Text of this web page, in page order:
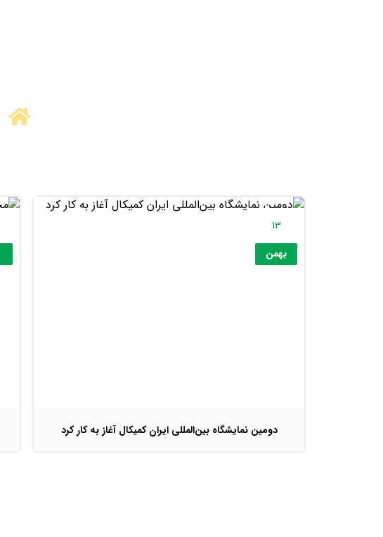
دومین نمایشگاه بین‌المللی ایران کمیکال آغاز به کار کرد
13
بهمن